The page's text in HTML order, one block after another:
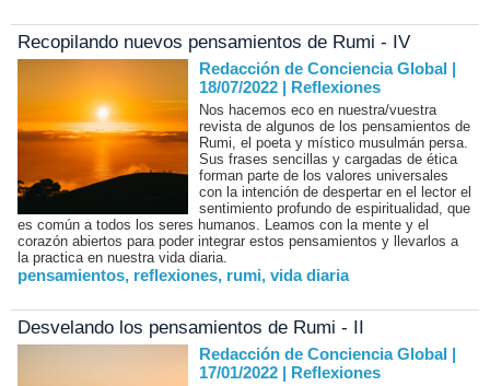
Recopilando nuevos pensamientos de Rumi - IV
Redacción de Conciencia Global |
18/07/2022 | Reflexiones
Nos hacemos eco en nuestra/vuestra
revista de algunos de los pensamientos de
Rumi, el poeta y místico musulmán persa.
Sus frases sencillas y cargadas de ética
forman parte de los valores universales
con la intención de despertar en el lector el
sentimiento profundo de espiritualidad, que
es común a todos los seres humanos. Leamos con la mente y el
corazón abiertos para poder integrar estos pensamientos y llevarlos a
la practica en nuestra vida diaria.
pensamientos, reflexiones, rumi, vida diaria
Desvelando los pensamientos de Rumi - II
Redacción de Conciencia Global |
17/01/2022 | Reflexiones